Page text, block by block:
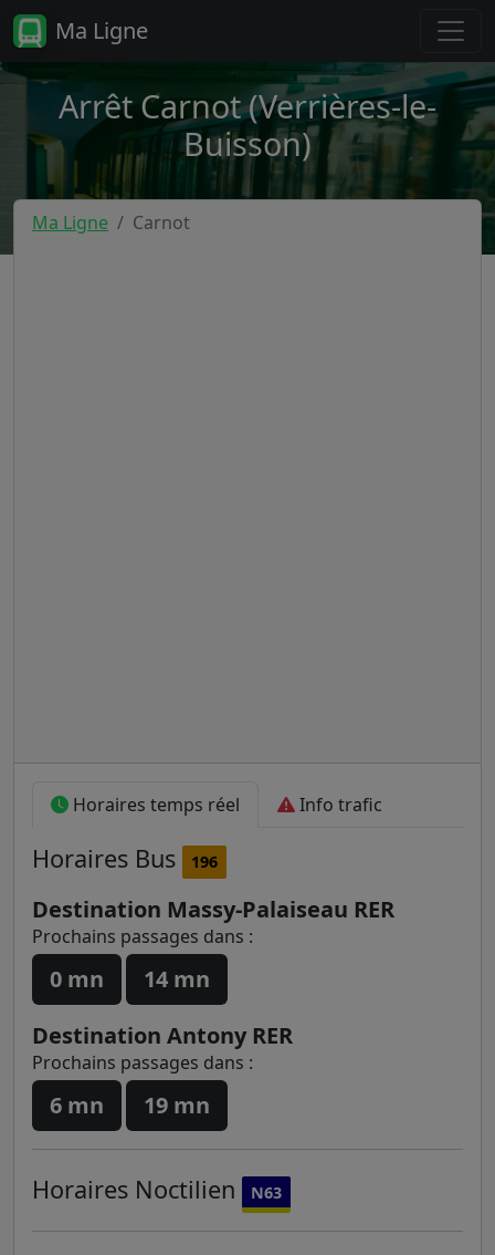
Ma Ligne
Arrêt Carnot (Verrières-le-
Buisson)
Ma Ligne Carnot
Horaires temps réel Info trafic
Horaires Bus 196
Destination Massy-Palaiseau RER
Prochains passages dans :
0 mn
14 mn
Destination Antony RER
Prochains passages dans :
6 mn 19 mn
Horaires Noctilien N63